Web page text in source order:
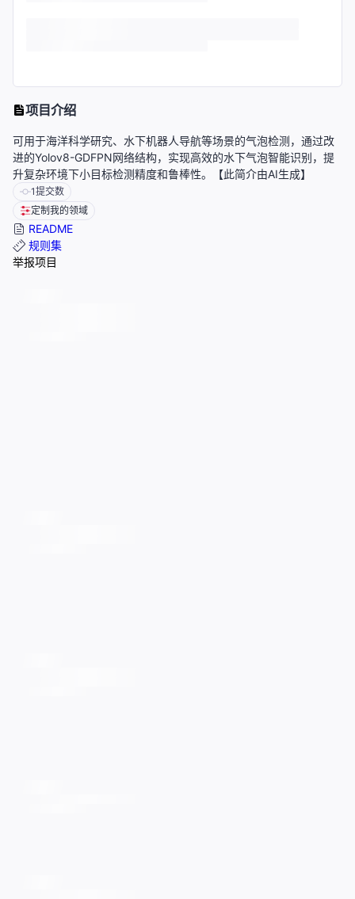
项目介绍
可用于海洋科学研究、水下机器人导航等场景的气泡检测，通过改
进的Yolov8-GDFPN网络结构，实现高效的水下气泡智能识别，提
升复杂环境下小目标检测精度和鲁棒性。【此简介由AI生成】
1提交数
定制我的领域
README
规则集
举报项目